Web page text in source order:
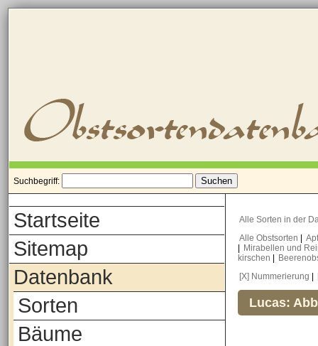
Suchbegriff:
Startseite
Sitemap
Datenbank
Sorten
Bäume
Alle Sorten in der
Alle Obstsorten
Mirabellen und
kirschen
[X] Nummerierung
Lucas: